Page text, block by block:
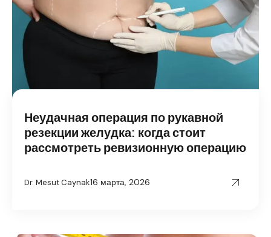
Неудачная операция по рукавной
резекции желудка: когда стоит
рассмотреть ревизионную операцию
Dr. Mesut Caynak16 марта, 2026